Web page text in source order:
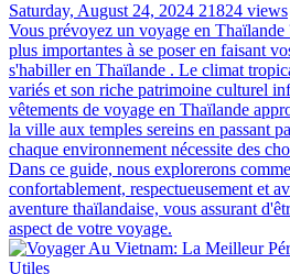
Saturday, August 24, 2024 21824 views
Vous prévoyez un voyage en Thaïlande
plus importantes à se poser en faisant
s'habiller en Thaïlande . Le climat
variés et son riche patrimoine culturel
vêtements de voyage en Thaïlande
la ville aux temples sereins en passant
chaque environnement nécessite des
Dans ce guide, nous explorerons
confortablement, respectueusement et
aventure thaïlandaise, vous assurant
aspect de votre voyage.